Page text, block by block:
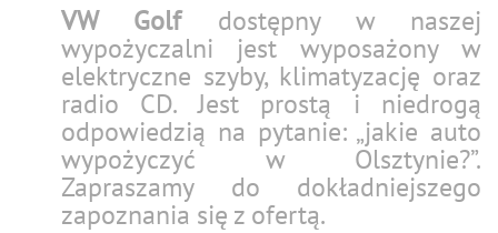
VW Golf dostępny w naszej
wypożyczalni jest wyposażony w
elektryczne szyby, klimatyzację oraz
radio CD. Jest prostą i niedrogą
odpowiedzią na pytanie: „jakie auto
wypożyczyć w Olsztynie?”.
Zapraszamy do dokładniejszego
zapoznania się z ofertą.